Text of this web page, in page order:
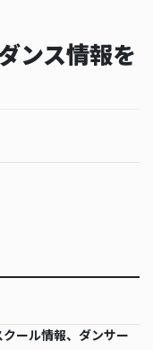
ンス情報を
クール情報、ダンサー